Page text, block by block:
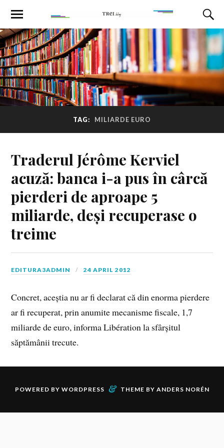
TAG: MILIARDE EURO
Traderul Jérôme Kerviel
acuză: banca i-a pus în cârcă
pierderi de aproape 5
miliarde, deși recuperase o
treime
EDITURA3ADMIN 24 APRIL 2012
Concret, aceștia nu ar fi declarat că din enorma pierdere
ar fi recuperat, prin anumite mecanisme fiscale, 1,7
miliarde de euro, informa Libération la sfârșitul
săptămânii trecute.
POWERED BY WORDPRESS & THEME BY ANDERS NORÉN